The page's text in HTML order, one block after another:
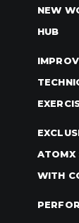
NEW
HUB
ATOMX
WITH